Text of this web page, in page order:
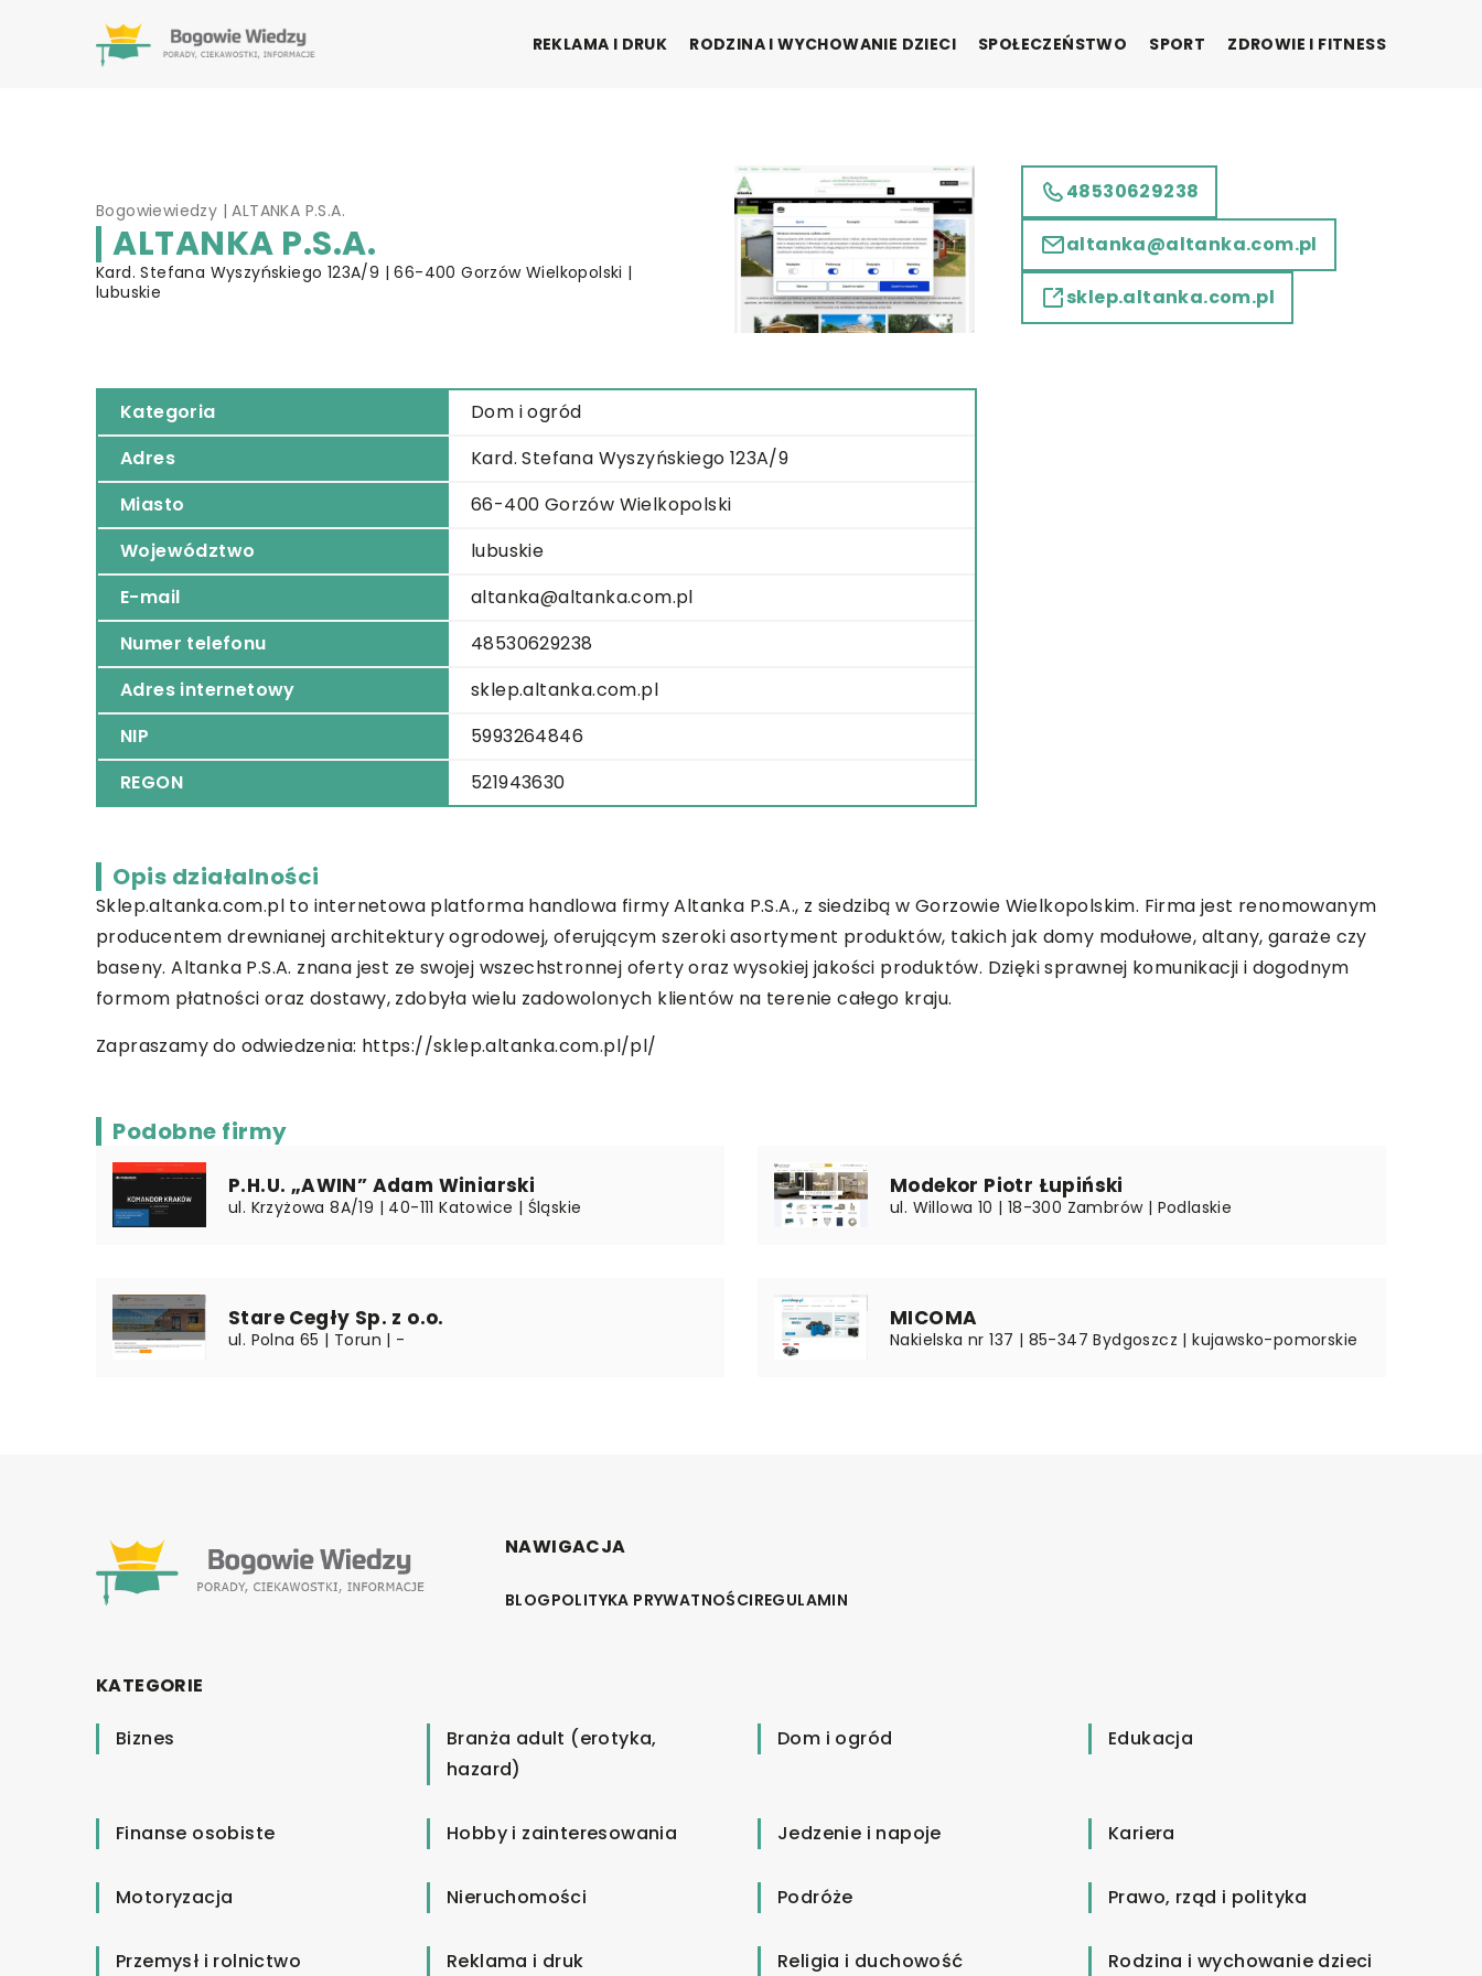
REKLAMA I DRUK RODZINA I WYCHOWANIE DZIECI SPOŁECZEŃSTWO SPORT ZDROWIE I FITNESS
Bogowiewiedzy |ALTANKA P.S.A.
ALTANKA P.S.A.
Kard. Stefana Wyszyńskiego 123A/9 | 66-400 Gorzów Wielkopolski |
lubuskie
Kategoria
Dom i ogród
Adres
Kard. Stefana Wyszyńskiego 123A/9
Miasto
66-400 Gorzów Wielkopolski
Województwo
lubuskie
E-mail
altanka@altanka.com.pl
Numer telefonu
48530629238
Adres internetowy
sklep.altanka.com.pl
NIP
5993264846
REGON
521943630
48530629238
altanka@altanka.com.pl
sklep.altanka.com.pl
Opis działalności
Sklep.altanka.com.pl to internetowa platforma handlowa firmy Altanka P.S.A., z siedzibą w Gorzowie Wielkopolskim. Firma jest renomowanym
producentem drewnianej architektury ogrodowej, oferującym szeroki asortyment produktów, takich jak domy modułowe, altany, garaże czy
baseny. Altanka P.S.A. znana jest ze swojej wszechstronnej oferty oraz wysokiej jakości produktów. Dzięki sprawnej komunikacji i dogodnym
formom płatności oraz dostawy, zdobyła wielu zadowolonych klientów na terenie całego kraju.
Zapraszamy do odwiedzenia: https://sklep.altanka.com.pl/pl/
Podobne firmy
P.H.U. „AWIN” Adam Winiarski
ul. Krzyżowa 8A/19 | 40-111 Katowice | Śląskie
Modekor Piotr Łupiński
ul. Willowa 10 | 18-300 Zambrów | Podlaskie
Stare Cegły Sp. z o.o.
ul. Polna 65 | Torun | -
MICOMA
Nakielska nr 137 | 85-347 Bydgoszcz | kujawsko-pomorskie
NAWIGACJA
BLOGPOLITYKA PRYWATNOŚCIREGULAMIN
KATEGORIE
Biznes
Branża adult (erotyka,
hazard)
Dom i ogród Edukacja
Finanse osobiste Hobby i zainteresowania Jedzenie i napoje Kariera
Motoryzacja Nieruchomości Podróże Prawo, rząd i polityka
Przemysł i rolnictwo Reklama i druk Religia i duchowość Rodzina i wychowanie dzieci